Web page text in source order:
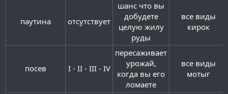
паутина​ отсутствует​
шанс что вы
добудете
целую жилу
руды​
все виды
кирок​
посев​ I - II - III - IV​
пересаживает
урожай,
когда вы его
ломаете​
все виды
мотыг​